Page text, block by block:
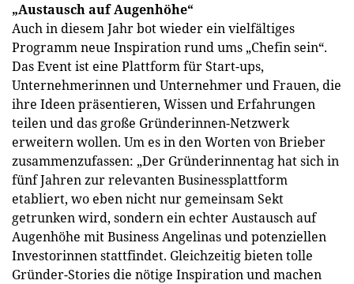
„Austausch auf Augenhöhe“
Auch in diesem Jahr bot wieder ein vielfältiges
Programm neue Inspiration rund ums „Chefin sein“.
Das Event ist eine Plattform für Start-ups,
Unternehmerinnen und Unternehmer und Frauen, die
ihre Ideen präsentieren, Wissen und Erfahrungen
teilen und das große Gründerinnen-Netzwerk
erweitern wollen. Um es in den Worten von Brieber
zusammenzufassen: „Der Gründerinnentag hat sich in
fünf Jahren zur relevanten Businessplattform
etabliert, wo eben nicht nur gemeinsam Sekt
getrunken wird, sondern ein echter Austausch auf
Augenhöhe mit Business Angelinas und potenziellen
Investorinnen stattfindet. Gleichzeitig bieten tolle
Gründer-Stories die nötige Inspiration und machen